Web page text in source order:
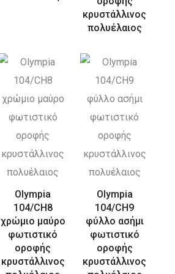
κρυστάλλινος
πολυέλαιος
Olympia
104/CH8
χρώμιο μαύρο
φωτιστικό
οροφής
κρυστάλλινος
Olympia
104/CH9
φύλλο ασήμι
φωτιστικό
οροφής
κρυστάλλινος